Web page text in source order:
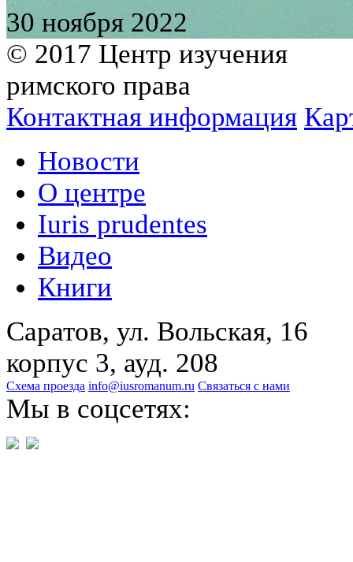
30 ноября 2022
© 2017 Центр изучения
римского права
Контактная информация
Новости
О центре
Iuris prudentes
Видео
Книги
Саратов, ул. Вольская, 16
корпус 3, ауд. 208
Схема проезда info@iusromanum.ru Связаться с нами
Мы в соцсетях: